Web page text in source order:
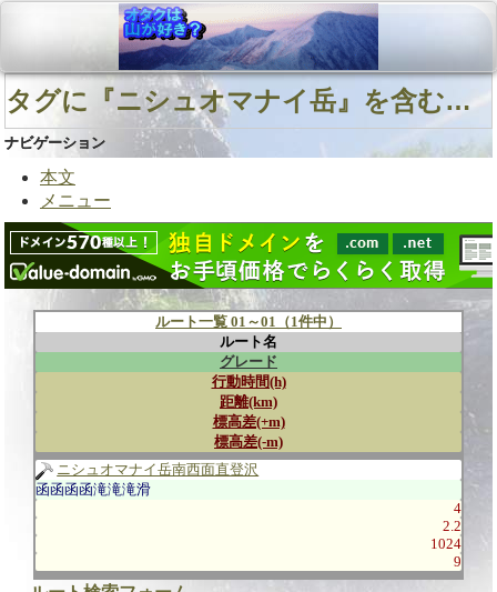
タグに『ニシュオマナイ岳』を含むルート
ナビゲーション
本文
メニュー
ルート一覧 01～01（1件中）
ルート名
グレード
行動時間(h)
距離(km)
標高差(+m)
標高差(-m)
ニシュオマナイ岳南西面直登沢
函函函函滝滝滝滑
4
2.2
1024
9